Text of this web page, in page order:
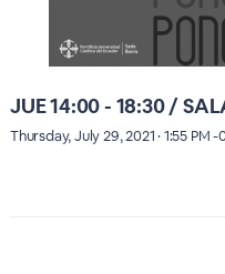
JUE 14:00 - 18:30 /
Thursday, July 29, 2021 · 1:55 PM -